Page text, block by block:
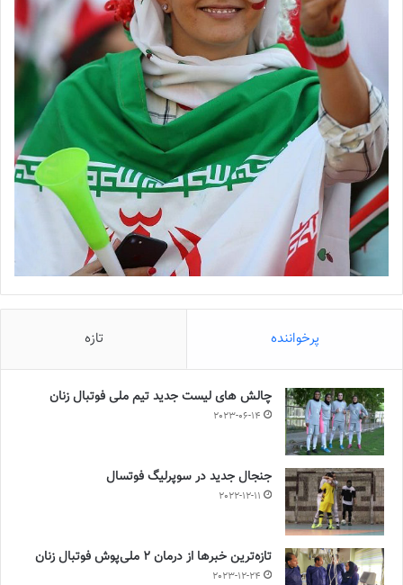
پرخواننده تازه
چالش هاى ليست جدید تيم ملى فوتبال زنان
2023-06-14
جنجال جدید در سوپرلیگ فوتسال
2022-12-11
تازه‌ترین خبرها از درمان ۲ ملی‌پوش فوتبال زنان
2023-12-24